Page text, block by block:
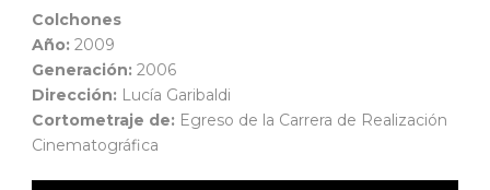
Colchones
Año: 2009
Generación: 2006
Dirección: Lucía Garibaldi
Cortometraje de: Egreso de la Carrera de Realización
Cinematográfica